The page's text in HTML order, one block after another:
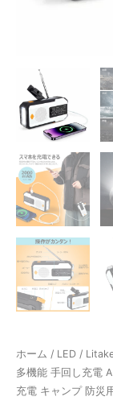
ホーム / LED /
多機能 手回し充電
充電 キャンプ 防災